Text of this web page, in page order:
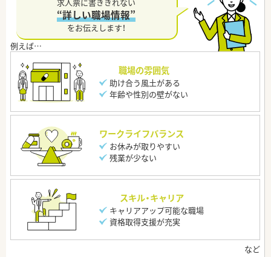
“詳しい職場情報”
をお伝えします！
職場の雰囲気
助け合う風土がある
年齢や性別の壁がない
ワークライフバランス
お休みが取りやすい
残業が少ない
スキル・キャリア
キャリアアップ可能な職場
資格取得支援が充実